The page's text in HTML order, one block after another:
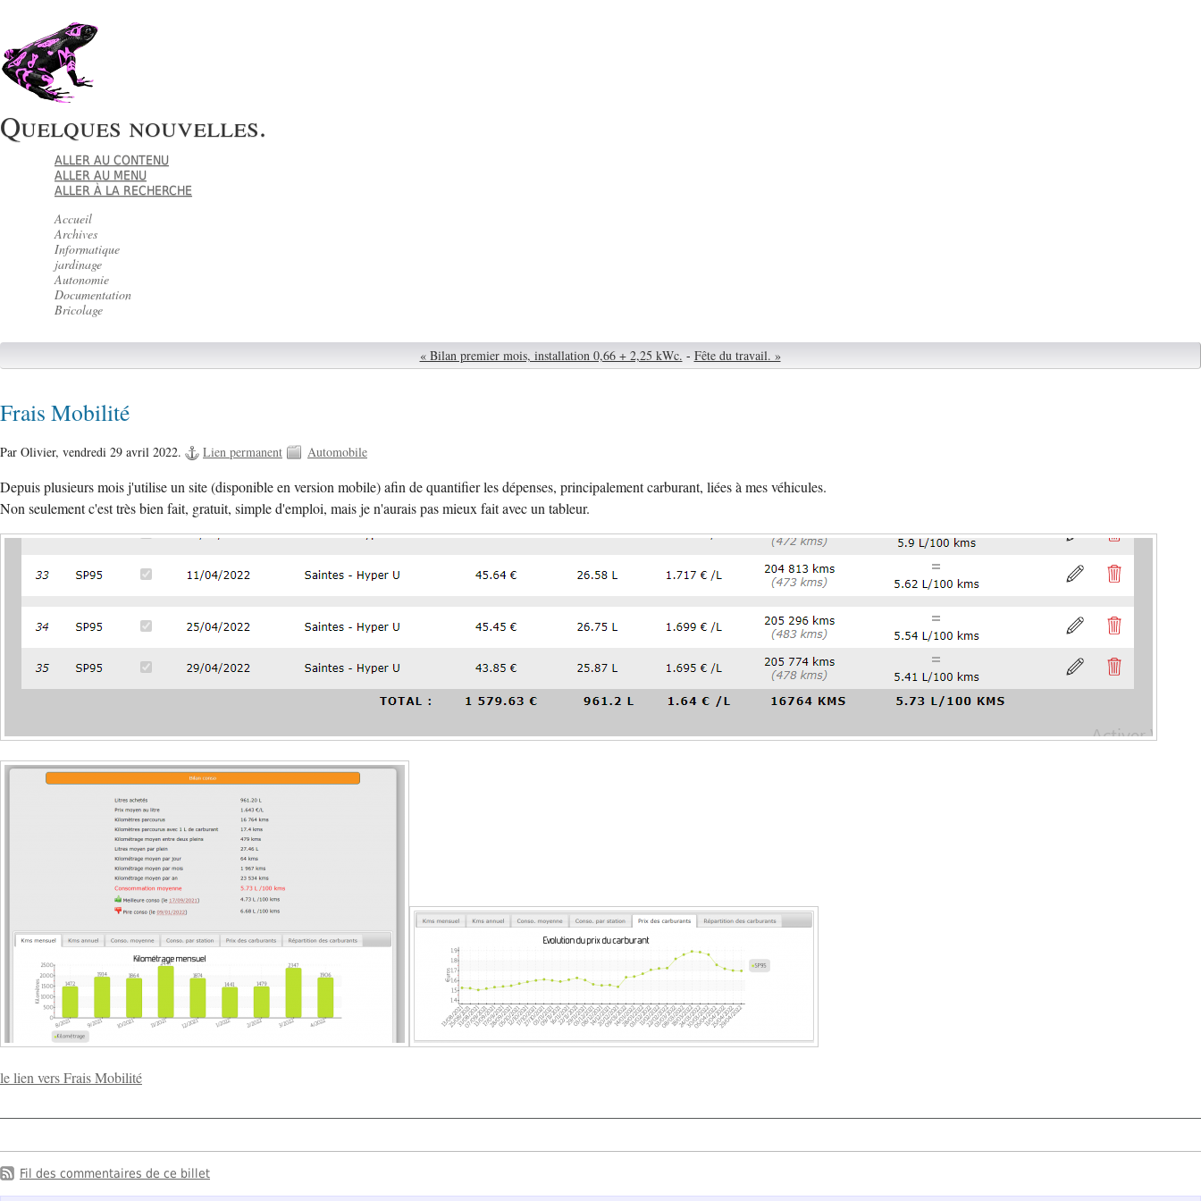
Quelques nouvelles.
ALLER AU CONTENU
ALLER AU MENU
ALLER À LA RECHERCHE
Accueil
Archives
Informatique
jardinage
Autonomie
Documentation
Bricolage
« Bilan premier mois, installation 0,66 + 2,25 kWc. - Fête du travail. »
Frais Mobilité
Par Olivier, vendredi 29 avril 2022. Lien permanent Automobile
Depuis plusieurs mois j'utilise un site (disponible en version mobile) afin de quantifier les dépenses, principalement carburant, liées à mes véhicules.
Non seulement c'est très bien fait, gratuit, simple d'emploi, mais je n'aurais pas mieux fait avec un tableur.
le lien vers Frais Mobilité
Fil des commentaires de ce billet